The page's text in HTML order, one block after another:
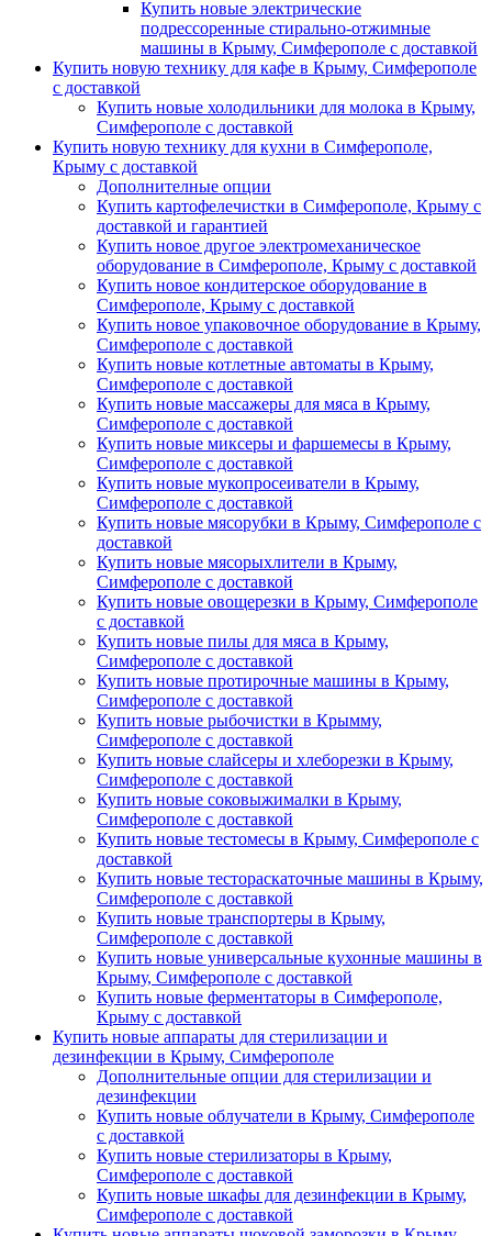
Купить новые электрические
подрессоренные стирально-отжимные
машины в Крыму, Симферополе с доставкой
Купить новую технику для кафе в Крыму, Симферополе
с доставкой
Купить новые холодильники для молока в Крыму,
Симферополе с доставкой
Купить новую технику для кухни в Симферополе,
Крыму с доставкой
Дополнителные опции
Купить картофелечистки в Симферополе, Крыму с
доставкой и гарантией
Купить новое другое электромеханическое
оборудование в Симферополе, Крыму с доставкой
Купить новое кондитерское оборудование в
Симферополе, Крыму с доставкой
Купить новое упаковочное оборудование в Крыму,
Симферополе с доставкой
Купить новые котлетные автоматы в Крыму,
Симферополе с доставкой
Купить новые массажеры для мяса в Крыму,
Симферополе с доставкой
Купить новые миксеры и фаршемесы в Крыму,
Симферополе с доставкой
Купить новые мукопросеиватели в Крыму,
Симферополе с доставкой
Купить новые мясорубки в Крыму, Симферополе с
доставкой
Купить новые мясорыхлители в Крыму,
Симферополе с доставкой
Купить новые овощерезки в Крыму, Симферополе
с доставкой
Купить новые пилы для мяса в Крыму,
Симферополе с доставкой
Купить новые протирочные машины в Крыму,
Симферополе с доставкой
Купить новые рыбочистки в Крымму,
Симферополе с доставкой
Купить новые слайсеры и хлеборезки в Крыму,
Симферополе с доставкой
Купить новые соковыжималки в Крыму,
Симферополе с доставкой
Купить новые тестомесы в Крыму, Симферополе с
доставкой
Купить новые тестораскаточные машины в Крыму,
Симферополе с доставкой
Купить новые транспортеры в Крыму,
Симферополе с доставкой
Купить новые универсальные кухонные машины в
Крыму, Симферополе с доставкой
Купить новые ферментаторы в Симферополе,
Крыму с доставкой
Купить новые аппараты для стерилизации и
дезинфекции в Крыму, Симферополе
Дополнительные опции для стерилизации и
дезинфекции
Купить новые облучатели в Крыму, Симферополе
с доставкой
Купить новые стерилизаторы в Крыму,
Симферополе с доставкой
Купить новые шкафы для дезинфекции в Крыму,
Симферополе с доставкой